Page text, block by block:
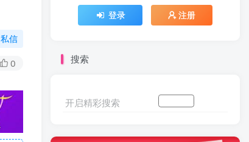
私信
0
登录 注册
搜索
开启精彩搜索